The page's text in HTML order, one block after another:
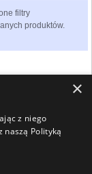
filtry
produktów.
×
z niego
naszą Polityką